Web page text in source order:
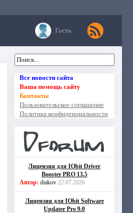
Гость
Все новости сайта
Ваша помощь сайту
Контакты
Пользовательское соглашение
Политика конфиденциальности
Лицензия для IObit Driver
Booster PRO 13.5
Автор: diakov 22.07.2026
Лицензия для IObit Software
Updater Pro 9.0